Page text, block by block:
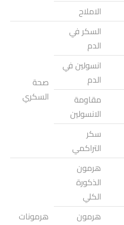
الاملاح
السكر في
الدم
صحة
السكري
انسولين في
الدم
مقاومة
الانسولين
سكر
التراكمي
هرمون
الذكورة
الكلي
هرمونات
هرمون